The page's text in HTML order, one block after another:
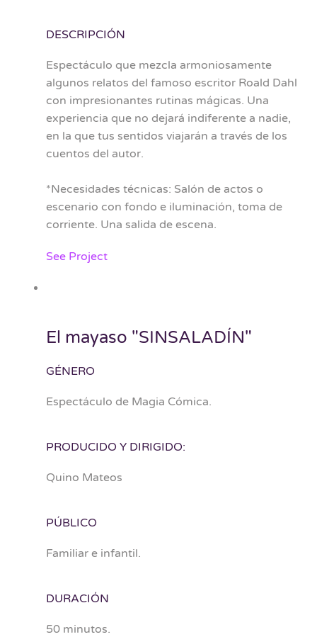
DESCRIPCIÓN
Espectáculo que mezcla armoniosamente
algunos relatos del famoso escritor Roald Dahl
con impresionantes rutinas mágicas. Una
experiencia que no dejará indiferente a nadie,
en la que tus sentidos viajarán a través de los
cuentos del autor.
*Necesidades técnicas: Salón de actos o
escenario con fondo e iluminación, toma de
corriente. Una salida de escena.
See Project
El mayaso "SINSALADÍN"
GÉNERO
Espectáculo de Magia Cómica.
PRODUCIDO Y DIRIGIDO:
Quino Mateos
PÚBLICO
Familiar e infantil.
DURACIÓN
50 minutos.